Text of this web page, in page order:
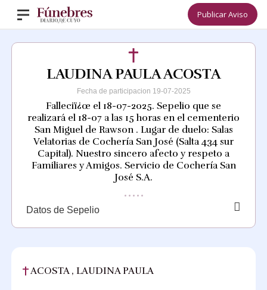
Publicar Aviso
LAUDINA PAULA ACOSTA
Fecha de participacion 19-07-2025
Falleciï¿œ el 18-07-2025. Sepelio que se
realizará el 18-07 a las 15 horas en el cementerio
San Miguel de Rawson . Lugar de duelo: Salas
Velatorias de Cochería San José (Salta 434 sur
Capital). Nuestro sincero afecto y respeto a
Familiares y Amigos. Servicio de Cochería San
José S.A.
Datos de Sepelio
ACOSTA , LAUDINA PAULA